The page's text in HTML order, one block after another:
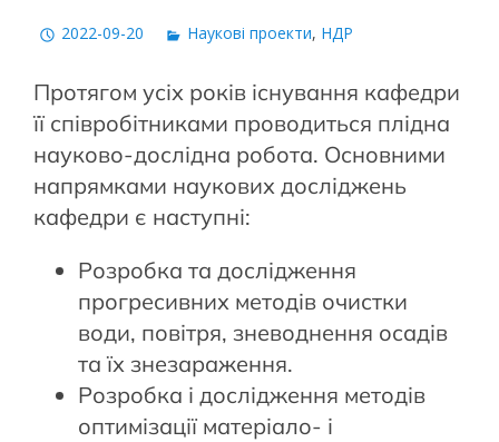
2022-09-20 Наукові проекти, НДР
Протягом усіх років існування кафедри
її співробітниками проводиться плідна
науково-дослідна робота. Основними
напрямками наукових досліджень
кафедри є наступні:
Розробка та дослідження
прогресивних методів очистки
води, повітря, зневоднення осадів
та їх знезараження.
Розробка і дослідження методів
оптимізації матеріало- і